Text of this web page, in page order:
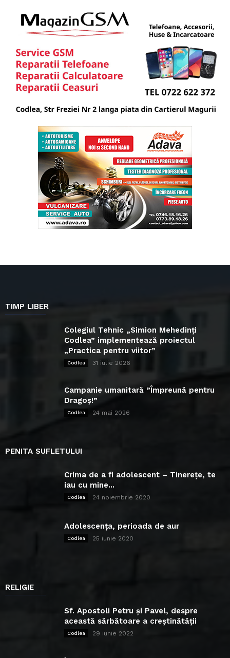
TIMP LIBER
Colegiul Tehnic „Simion Mehedinți
Codlea” implementează proiectul
„Practica pentru viitor”
Codlea 31 iulie 2026
Campanie umanitară ”Împreună pentru
Dragoș!”
Codlea 24 mai 2026
PENITA SUFLETULUI
Crima de a fi adolescent – Tinerețe, te
iau cu mine...
Codlea 24 noiembrie 2020
Adolescența, perioada de aur
Codlea 25 iunie 2020
RELIGIE
Sf. Apostoli Petru și Pavel, despre
această sărbătoare a creștinătății
Codlea 29 iunie 2022